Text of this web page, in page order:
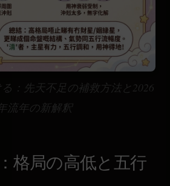
題完全攻略
ける：先天不足の補救と
：先天不足の補救方法と2026
流年の新解釈
格局の高低と五行